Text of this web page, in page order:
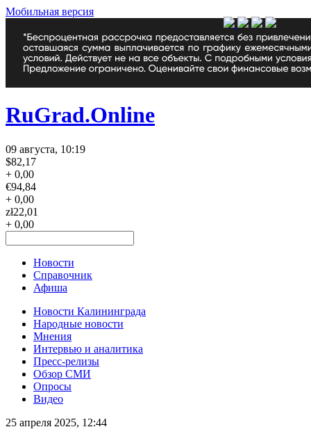
Мобильная версия
RuGrad.Online
09 августа, 10:19
$82,17
+ 0,00
€94,84
+ 0,00
zł22,01
+ 0,00
Новости
Справочник
Афиша
Новости Калининграда
Народные новости
Мнения
Интервью и аналитика
Пресс-релизы
Обзор СМИ
Опросы
Видео
25 апреля 2025, 12:44